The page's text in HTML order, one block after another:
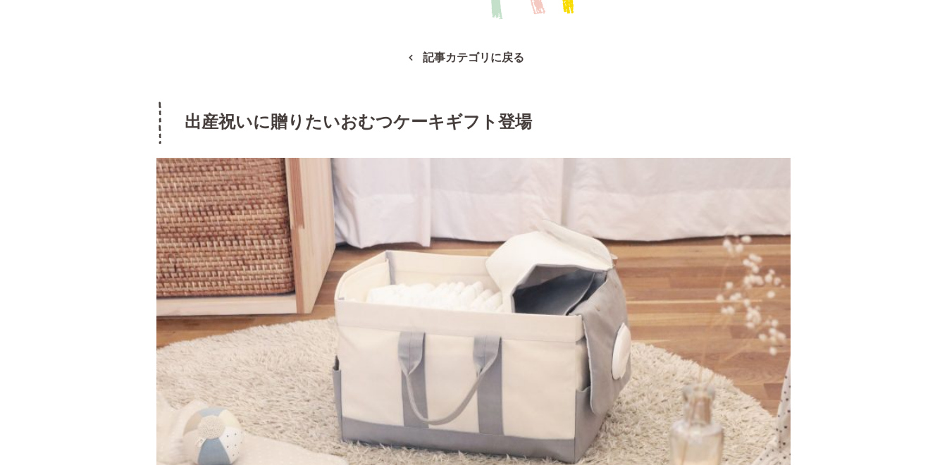
記事カテゴリに戻る
出産祝いに贈りたいおむつケーキギフト登場